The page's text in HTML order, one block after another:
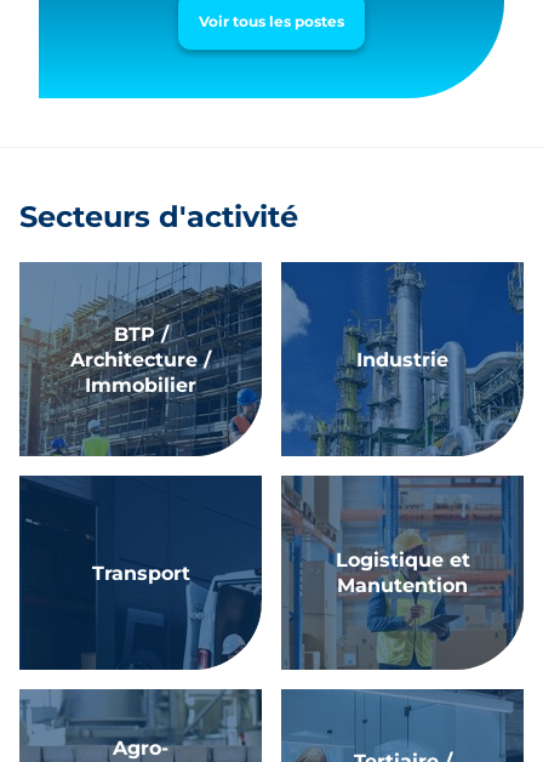
Voir tous les postes
Secteurs d'activité
BTP /
Architecture /
Immobilier
Industrie
Transport
Logistique et
Manutention
Agro-